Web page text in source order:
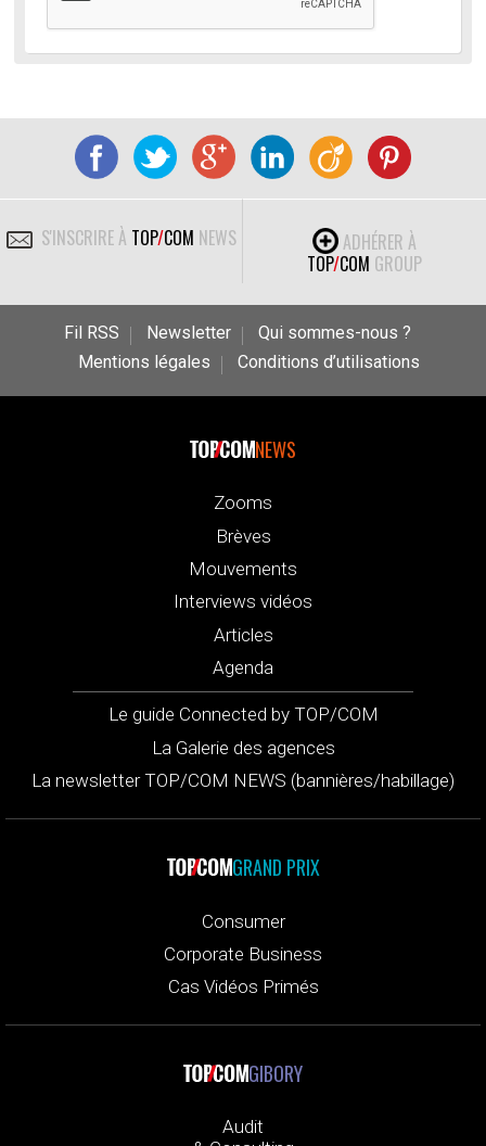
S'INSCRIRE À TOP/COM NEWS
ADHÉRER À
TOP/COM GROUP
Fil RSS Newsletter
Qui sommes-nous ?
Mentions légales
Conditions d’utilisations
NEWS
Zooms
Brèves
Mouvements
Interviews vidéos
Articles
Agenda
Le guide Connected by TOP/COM
La Galerie des agences
La newsletter TOP/COM NEWS (bannières/habillage)
GRAND PRIX
Consumer
Corporate Business
Cas Vidéos Primés
GIBORY
Audit